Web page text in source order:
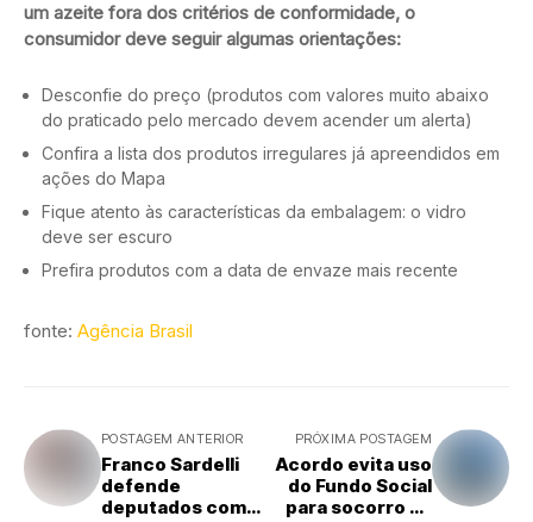
um azeite fora dos critérios de conformidade, o
consumidor deve seguir algumas orientações:
Desconfie do preço (produtos com valores muito abaixo
do praticado pelo mercado devem acender um alerta)
Confira a lista dos produtos irregulares já apreendidos em
ações do Mapa
Fique atento às características da embalagem: o vidro
deve ser escuro
Prefira produtos com a data de envaze mais recente
fonte: Agência Brasil
POSTAGEM ANTERIOR
Franco Sardelli
defende
deputados com
PRÓXIMA POSTAGEM
Acordo evita uso
do Fundo Social
para socorro ao